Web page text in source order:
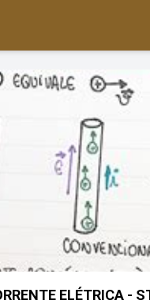
ELÉTRICA -